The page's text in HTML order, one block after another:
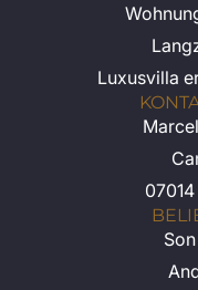
Luxusvilla